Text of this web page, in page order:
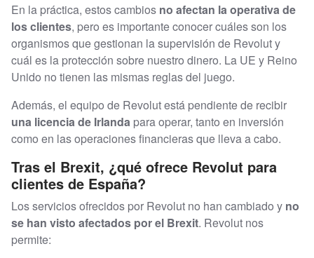
En la práctica, estos cambios no afectan la operativa de
los clientes, pero es importante conocer cuáles son los
organismos que gestionan la supervisión de Revolut y
cuál es la protección sobre nuestro dinero. La UE y Reino
Unido no tienen las mismas reglas del juego.
Además, el equipo de Revolut está pendiente de recibir
una licencia de Irlanda para operar, tanto en inversión
como en las operaciones financieras que lleva a cabo.
Tras el Brexit, ¿qué ofrece Revolut para
clientes de España?
Los servicios ofrecidos por Revolut no han cambiado y no
se han visto afectados por el Brexit. Revolut nos
permite: